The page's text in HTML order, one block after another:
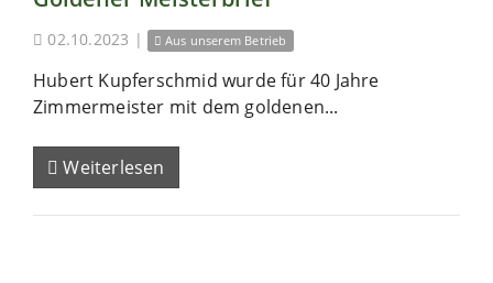
02.10.2023 | Aus unserem Betrieb
Hubert Kupferschmid wurde für 40 Jahre
Zimmermeister mit dem goldenen...
Weiterlesen